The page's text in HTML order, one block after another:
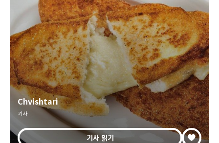
Chvishtari
기사
기사 읽기